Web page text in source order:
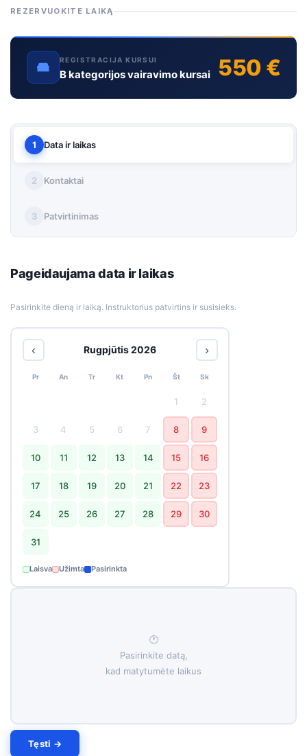
REZERVUOKITE LAIKĄ
REGISTRACIJA KURSUI
B kategorijos vairavimo kursai 550 €
1 Data ir laikas
2 Kontaktai
3 Patvirtinimas
Pageidaujama data ir laikas
Pasirinkite dieną ir laiką. Instruktorius patvirtins ir susisieks.
‹ Rugpjūtis 2026 ›
Pr An Tr Kt Pn Št Sk
1 2
3 4 5 6 7 8 9
10 11 12 13 14 15 16
17 18 19 20 21 22 23
24 25 26 27 28 29 30
31
Laisva Užimta Pasirinkta
🕐
Pasirinkite datą,
kad matytumėte laikus
Tęsti →